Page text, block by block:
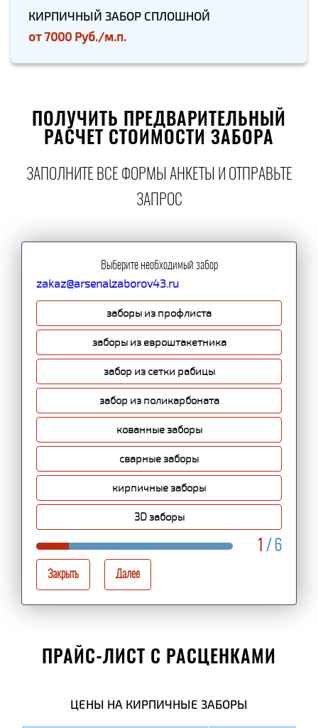
КИРПИЧНЫЙ ЗАБОР СПЛОШНОЙ
от7000 Руб./м.п.
ПОЛУЧИТЬ ПРЕДВАРИТЕЛЬНЫЙ
РАСЧЕТ СТОИМОСТИ ЗАБОРА
ЗАПОЛНИТЕ ВСЕ ФОРМЫ АНКЕТЫ И ОТПРАВЬТЕ
ЗАПРОС
Выберите необходимый забор
zakaz@arsenalzaborov43.ru
заборы из профлиста
заборы из евроштакетника
забор из сетки рабицы
забор из поликарбоната
кованные заборы
сварные заборы
кирпичные заборы
3D заборы
1 / 6
Закрыть Далее
ПРАЙС-ЛИСТ С РАСЦЕНКАМИ
ЦЕНЫ НА КИРПИЧНЫЕ ЗАБОРЫ